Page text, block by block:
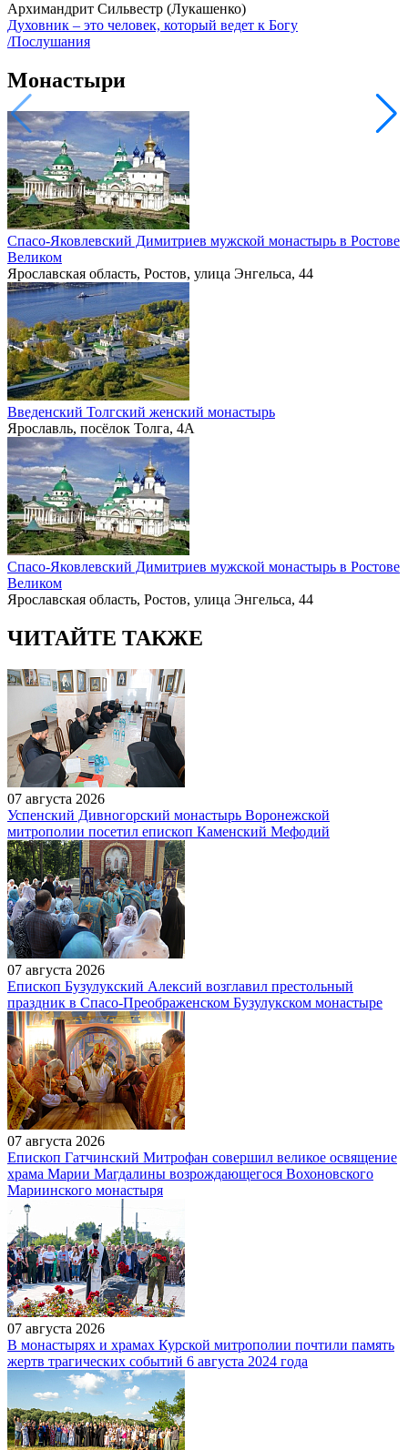
Архимандрит Сильвестр (Лукашенко)
Духовник – это человек, который ведет к Богу
/Послушания
Монастыри
Спасо-Яковлевский Димитриев мужской монастырь в Ростове
Великом
Ярославская область, Ростов, улица Энгельса, 44
Введенский Толгский женский монастырь
Ярославль, посёлок Толга, 4А
Спасо-Яковлевский Димитриев мужской монастырь в Ростове
Великом
Ярославская область, Ростов, улица Энгельса, 44
ЧИТАЙТЕ ТАКЖЕ
07 августа 2026
Успенский Дивногорский монастырь Воронежской
митрополии посетил епископ Каменский Мефодий
07 августа 2026
Епископ Бузулукский Алексий возглавил престольный
праздник в Спасо-Преображенском Бузулукском монастыре
07 августа 2026
Епископ Гатчинский Митрофан совершил великое освящение
храма Марии Магдалины возрождающегося Вохоновского
Мариинского монастыря
07 августа 2026
В монастырях и храмах Курской митрополии почтили память
жертв трагических событий 6 августа 2024 года